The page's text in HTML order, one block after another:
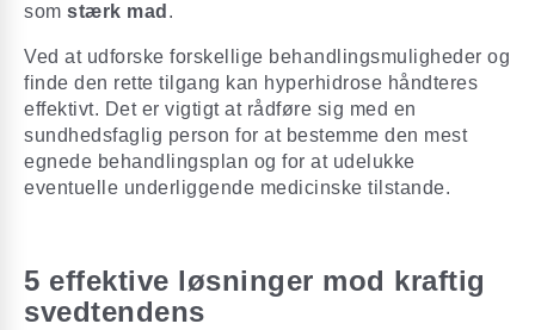
som stærk mad .
Ved at udforske forskellige behandlingsmuligheder og
finde den rette tilgang kan hyperhidrose håndteres
effektivt. Det er vigtigt at rådføre sig med en
sundhedsfaglig person for at bestemme den mest
egnede behandlingsplan og for at udelukke
eventuelle underliggende medicinske tilstande.
5 effektive løsninger mod kraftig
svedtendens